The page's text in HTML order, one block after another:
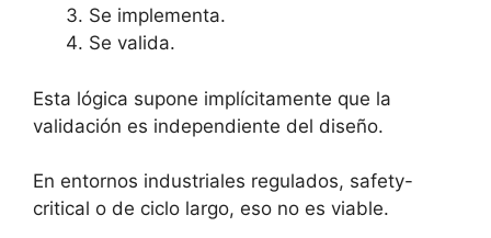
Se implementa.
Se valida.
Esta lógica supone implícitamente que la
validación es independiente del diseño.
En entornos industriales regulados, safety-
critical o de ciclo largo, eso no es viable.